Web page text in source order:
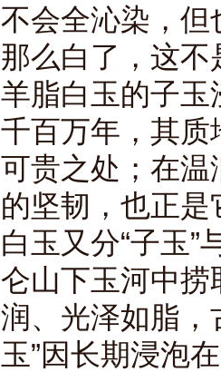
不会全沁染，但
那么白了，这
羊脂白玉的子玉
千百万年，其质
可贵之处；在温
的坚韧，也正
白玉又分“子玉”
仑山下玉河中捞
润、光泽如脂，
玉”因长期浸泡